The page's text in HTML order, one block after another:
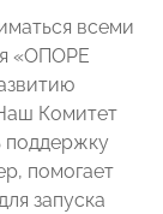
всеми
«ОПОРЕ
Комитет
поддержку
помогает
запуска